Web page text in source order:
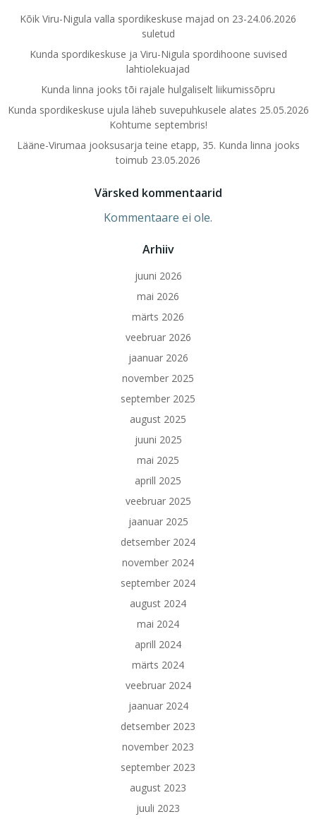
Kõik Viru-Nigula valla spordikeskuse majad on 23-24.06.2026
suletud
Kunda spordikeskuse ja Viru-Nigula spordihoone suvised
lahtiolekuajad
Kunda linna jooks tõi rajale hulgaliselt liikumissõpru
Kunda spordikeskuse ujula läheb suvepuhkusele alates 25.05.2026
Kohtume septembris!
Lääne-Virumaa jooksusarja teine etapp, 35. Kunda linna jooks
toimub 23.05.2026
Värsked kommentaarid
Kommentaare ei ole.
Arhiiv
juuni 2026
mai 2026
märts 2026
veebruar 2026
jaanuar 2026
november 2025
september 2025
august 2025
juuni 2025
mai 2025
aprill 2025
veebruar 2025
jaanuar 2025
detsember 2024
november 2024
september 2024
august 2024
mai 2024
aprill 2024
märts 2024
veebruar 2024
jaanuar 2024
detsember 2023
november 2023
september 2023
august 2023
juuli 2023